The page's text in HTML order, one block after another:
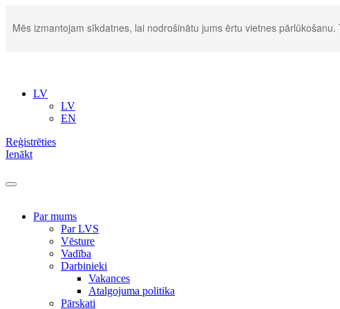
Mēs izmantojam sīkdatnes, lai nodrošinātu jums ērtu vietnes
LV
LV
EN
Reģistrēties
Ienākt
Par mums
Par LVS
Vēsture
Vadība
Darbinieki
Vakances
Atalgojuma politika
Pārskati